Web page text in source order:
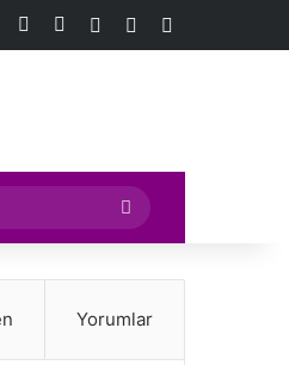
YouTubeInstagramKayıt OlRastgele Makale
Arama
yap
Yorumlar